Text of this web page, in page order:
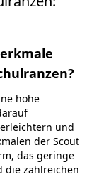
hohe
und
der Scout
das geringe
die zahlreichen